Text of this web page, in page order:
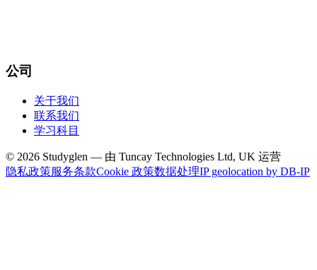
公司
关于我们
联系我们
学习科目
© 2026 Studyglen — 由 Tuncay Technologies Ltd, UK 运营
隐私政策服务条款Cookie 政策数据处理IP geolocation by DB-IP